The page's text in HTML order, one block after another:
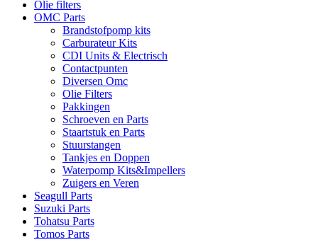
Olie filters
OMC Parts
Brandstofpomp kits
Carburateur Kits
CDI Units & Electrisch
Contactpunten
Diversen Omc
Olie Filters
Pakkingen
Schroeven en Parts
Staartstuk en Parts
Stuurstangen
Tankjes en Doppen
Waterpomp Kits&Impellers
Zuigers en Veren
Seagull Parts
Suzuki Parts
Tohatsu Parts
Tomos Parts